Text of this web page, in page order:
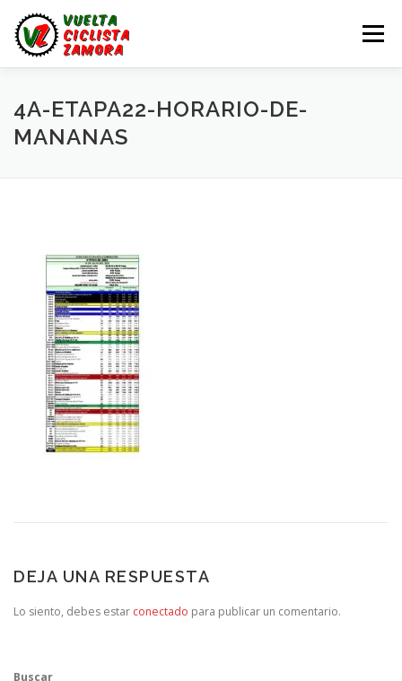
contenido
Menú
LA VUELTA ZAMORA CALENDARIO
4A-ETAPA22-HORARIO-DE-
MANANAS
DEJA UNA RESPUESTA
Lo siento, debes estar conectado para publicar un comentario.
Buscar